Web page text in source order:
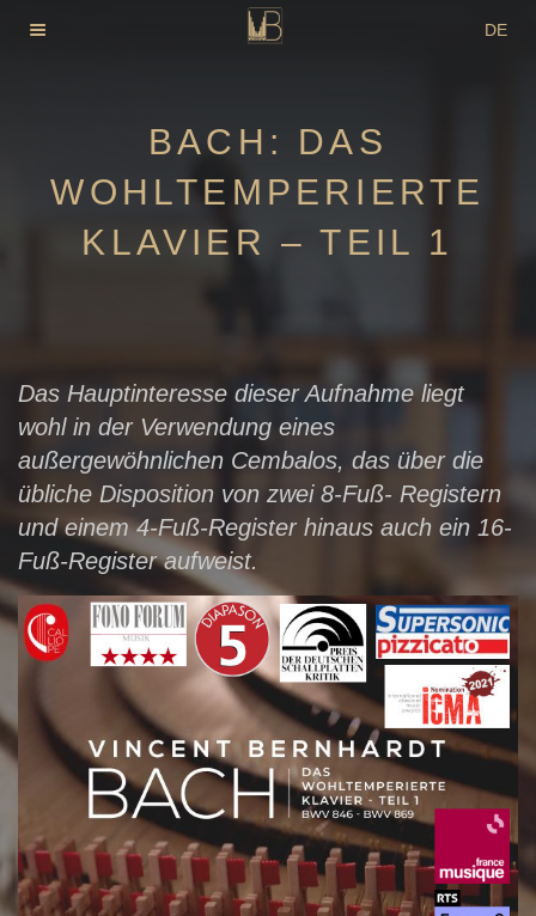
Inhalt
DE
BACH: DAS
WOHLTEMPERIERTE
KLAVIER – TEIL 1
Das Hauptinteresse dieser Aufnahme liegt
wohl in der Verwendung eines
außergewöhnlichen Cembalos, das über die
übliche Disposition von zwei 8-Fuß- Registern
und einem 4-Fuß-Register hinaus auch ein 16-
Fuß-Register aufweist.